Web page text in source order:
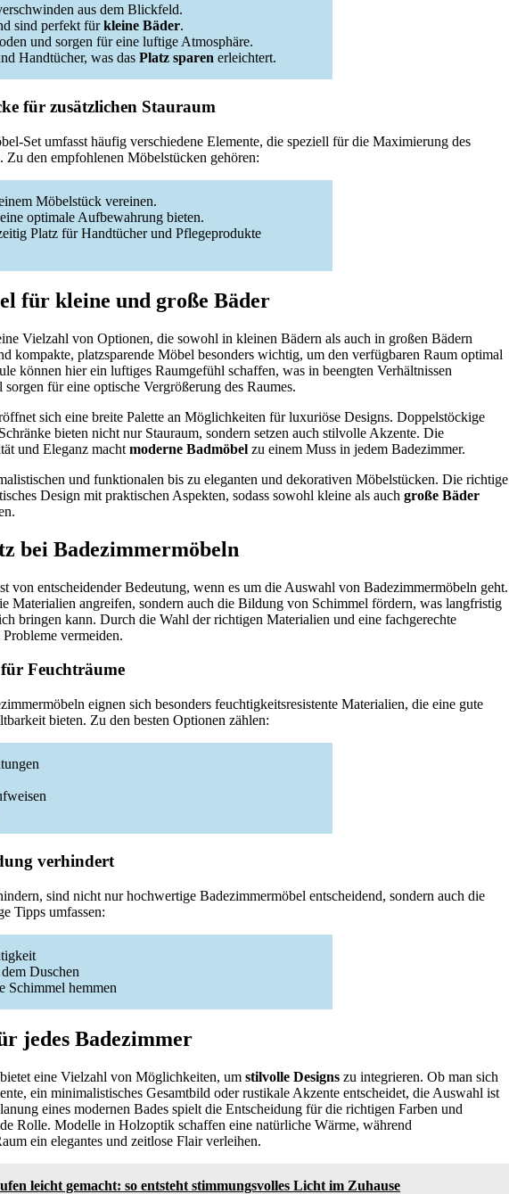
aus dem Blickfeld.
sind perfekt fürkleine Bäder.
und sorgen für eine luftige Atmosphäre.
Handtücher, was das Platz sparen erleichtert.
für zusätzlichen Stauraum
Set umfasst häufig verschiedene Elemente, die speziell für die Maximierung des
Zu den empfohlenen Möbelstücken gehören:
Möbelstück vereinen.
optimale Aufbewahrung bieten.
Platz für Handtücher und Pflegeprodukte
für kleine und große Bäder
Vielzahl von Optionen, die sowohl in kleinen Bädern als auch in großen Bädern
kompakte, platzsparende Möbel besonders wichtig, um den verfügbaren Raum optimal
können hier ein luftiges Raumgefühl schaffen, was in beengten Verhältnissen
für eine optische Vergrößerung des Raumes.
sich eine breite Palette an Möglichkeiten für luxuriöse Designs. Doppelstöckige
bieten nicht nur Stauraum, sondern setzen auch stilvolle Akzente. Die
und Eleganz macht moderne Badmöbel zu einem Muss in jedem Badezimmer.
und funktionalen bis zu eleganten und dekorativen Möbelstücken. Die richtige
Design mit praktischen Aspekten, sodass sowohl kleine als auch große Bäder
bei Badezimmermöbeln
von entscheidender Bedeutung, wenn es um die Auswahl von Badezimmermöbeln geht.
Materialien angreifen, sondern auch die Bildung von Schimmel fördern, was langfristig
bringen kann. Durch die Wahl der richtigen Materialien und eine fachgerechte
vermeiden.
Feuchträume
eignen sich besonders feuchtigkeitsresistente Materialien, die eine gute
bieten. Zu den besten Optionen zählen:
verhindert
sind nicht nur hochwertige Badezimmermöbel entscheidend, sondern auch die
Tipps umfassen:
Duschen
Schimmel hemmen
jedes Badezimmer
bietet eine Vielzahl von Möglichkeiten, um stilvolle Designs zu integrieren. Ob man sich
ein minimalistisches Gesamtbild oder rustikale Akzente entscheidet, die Auswahl ist
eines modernen Bades spielt die Entscheidung für die richtigen Farben und
Rolle. Modelle in Holzoptik schaffen eine natürliche Wärme, während
ein elegantes und zeitlose Flair verleihen.
leicht gemacht: so entsteht stimmungsvolles Licht im Zuhause